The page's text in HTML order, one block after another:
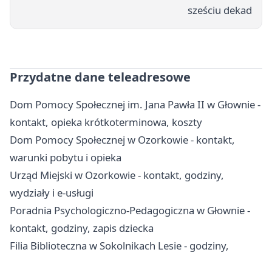
sześciu dekad
Przydatne dane teleadresowe
Dom Pomocy Społecznej im. Jana Pawła II w Głownie -
kontakt, opieka krótkoterminowa, koszty
Dom Pomocy Społecznej w Ozorkowie - kontakt,
warunki pobytu i opieka
Urząd Miejski w Ozorkowie - kontakt, godziny,
wydziały i e-usługi
Poradnia Psychologiczno-Pedagogiczna w Głownie -
kontakt, godziny, zapis dziecka
Filia Biblioteczna w Sokolnikach Lesie - godziny,